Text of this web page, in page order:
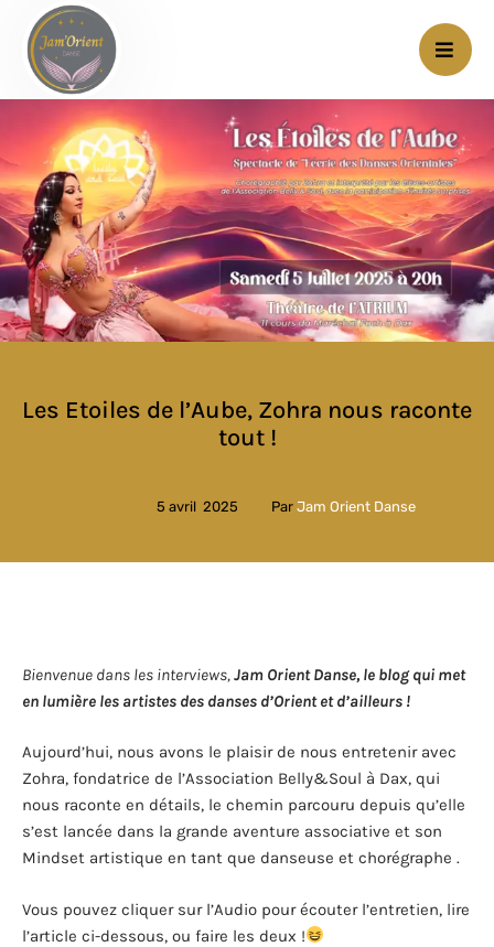
Les Etoiles de l’Aube, Zohra nous raconte
tout !
5 avril  2025 Par Jam Orient Danse
Bienvenue dans les interviews,Jam Orient Danse, le blog qui met
en lumière les artistes des danses d’Orient et d’ailleurs !
Aujourd’hui, nous avons le plaisir de nous entretenir avec
Zohra, fondatrice de l’Association Belly&Soul à Dax, qui
nous raconte en détails, le chemin parcouru depuis qu’elle
s’est lancée dans la grande aventure associative et son
Mindset artistique en tant que danseuse et chorégraphe .
Vous pouvez cliquer sur l’Audio pour écouter l’entretien, lire
l’article ci-dessous, ou faire les deux !